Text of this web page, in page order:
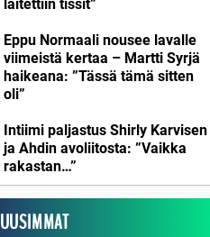
laitettiin tissit”
Eppu Normaali nousee lavalle
viimeistä kertaa – Martti Syrjä
haikeana: ”Tässä tämä sitten
oli”
Intiimi paljastus Shirly Karvisen
ja Ahdin avoliitosta: ”Vaikka
rakastan…”
UUSIMMAT